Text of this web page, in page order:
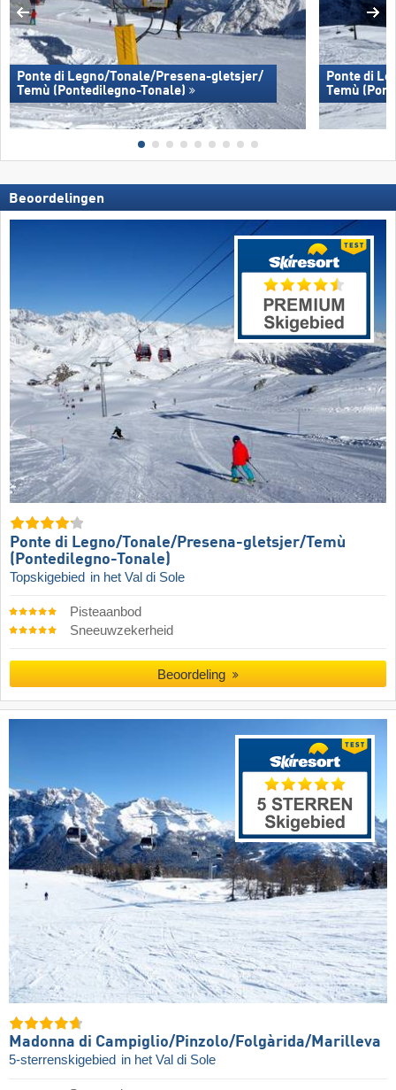
Ponte di Legno/​​Tonale/​​Presena-gletsjer/​​
Temù (Pontedilegno-Tonale)
Ponte di
Temù
Beoordelingen
Ponte di Legno/​​Tonale/​​Presena-gletsjer/​​Temù
(Pontedilegno-Tonale)
Topskigebied in het Val di Sole
Pisteaanbod
Sneeuwzekerheid
Beoordeling
Madonna di Campiglio/​Pinzolo/​Folgàrida/​Marilleva
5-sterrenskigebied in het Val di Sole